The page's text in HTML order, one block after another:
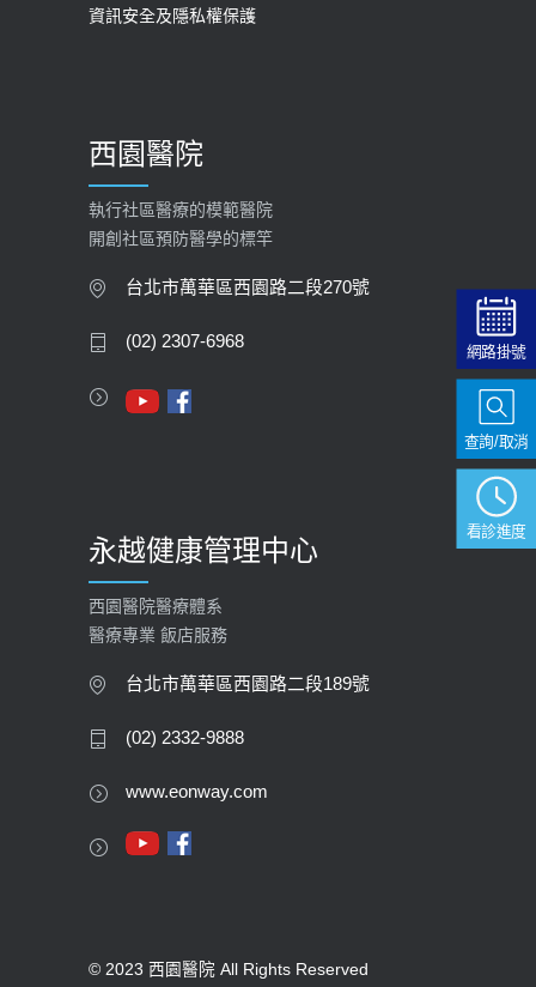
2025-09-30
【快速肝癌篩檢MRI】新檢查服務
2026-02-06
大吃大喝、肥胖害到膽囊！膽結石、
膽息肉如何處理？
2023-09-27
資訊安全及隱私權保護
西園醫院
執行社區醫療的模範醫院
開創社區預防醫學的標竿
台北市萬華區西園路二段270號
(02) 2307-6968
永越健康管理中心
西園醫院醫療體系
醫療專業 飯店服務
台北市萬華區西園路二段189號
(02) 2332-9888
www.eonway.com
© 2023 西園醫院 All Rights Reserved
網路掛號
看診進度
查詢/取消